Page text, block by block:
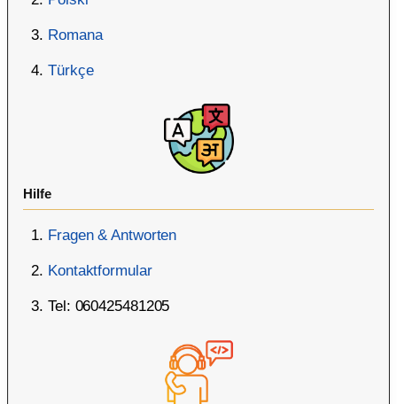
Romana
Türkçe
Hilfe
Fragen & Antworten
Kontaktformular
Tel: 060425481205